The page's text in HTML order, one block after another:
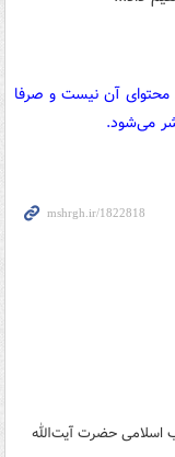
محتوای آن نیست و صرفا
می‌شود.
اسلامی حضرت آیت‌الله